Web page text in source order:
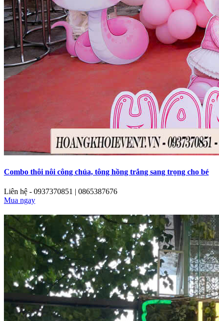
Combo thôi nôi công chúa, tông hồng trắng sang trọng cho bé
Liên hệ - 0937370851 | 0865387676
Mua ngay